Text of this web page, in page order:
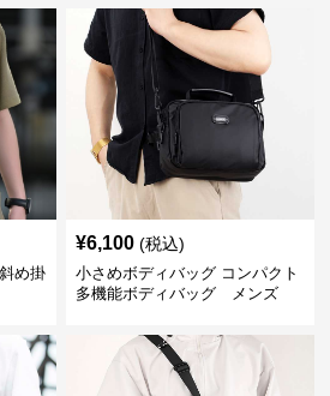
め掛
¥6,100 (税込)
小さめボディバッグ コンパクト
多機能ボディバッグ メンズ